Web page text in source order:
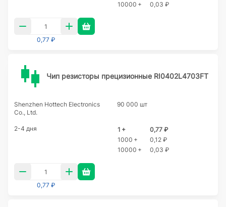
10000 +
0,03 ₽
0,77 ₽
Чип резисторы прецизионные RI0402L4703FT
Shenzhen Hottech Electronics
Co., Ltd.
90 000 шт
2-4 дня 1 +
0,77 ₽
1000 +
0,12 ₽
10000 +
0,03 ₽
0,77 ₽